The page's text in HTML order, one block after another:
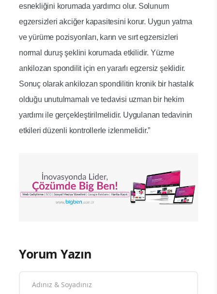
esnekliğini korumada yardımcı olur. Solunum
egzersizleri akciğer kapasitesini korur. Uygun yatma
ve yürüme pozisyonları, karın ve sırt egzersizleri
normal duruş şeklini korumada etkilidir. Yüzme
ankilozan spondilit için en yararlı egzersiz şeklidir.
Sonuç olarak ankilozan spondilitin kronik bir hastalık
olduğu unutulmamalı ve tedavisi uzman bir hekim
yardımı ile gerçekleştirilmelidir. Uygulanan tedavinin
etkileri düzenli kontrollerle izlenmelidir.”
Yorum Yazın